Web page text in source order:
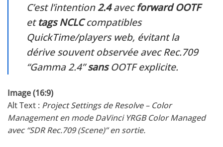
C’est l’intention2.4avecforward OOTF
ettags NCLCcompatibles
QuickTime/players web, évitant la
dérive souvent observée avec Rec.709
“Gamma 2.4”sansOOTF explicite.
Image (16:9)
Alt Text : Project Settings de Resolve – Color
Management en mode DaVinci YRGB Color Managed
avec “SDR Rec.709 (Scene)” en sortie.